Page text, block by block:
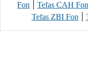
Fon
Tefas CAH Fon
Tefas ZBI Fon|